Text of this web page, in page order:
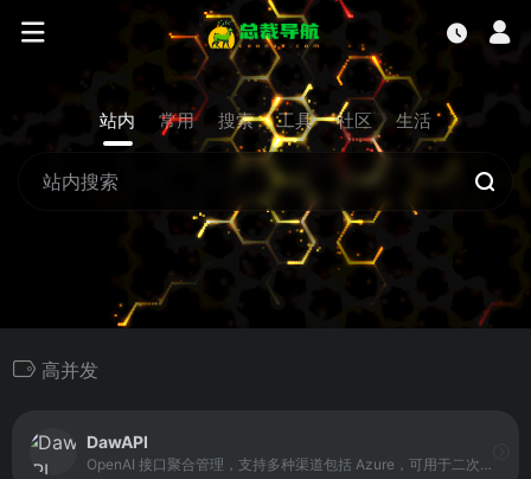
站内 常用 搜索 工具 社区 生活
高并发
DawAPI
OpenAI 接口聚合管理，支持多种渠道包括 Azure，可用于二次分发管理 key，仅单可执行文件，已打包好 Docker 镜像，一键部署，开箱即用